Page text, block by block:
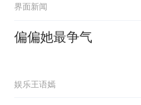
界面新闻
偏偏她最争气
娱乐王语嫣